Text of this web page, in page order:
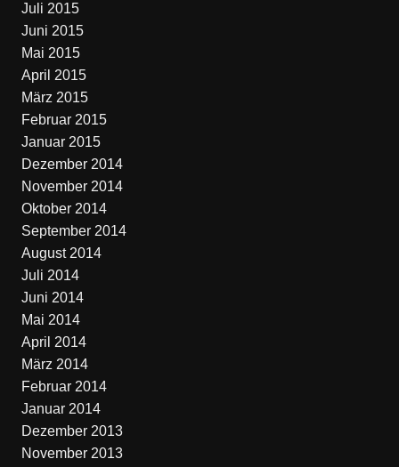
Juli 2015
Juni 2015
Mai 2015
April 2015
März 2015
Februar 2015
Januar 2015
Dezember 2014
November 2014
Oktober 2014
September 2014
August 2014
Juli 2014
Juni 2014
Mai 2014
April 2014
März 2014
Februar 2014
Januar 2014
Dezember 2013
November 2013